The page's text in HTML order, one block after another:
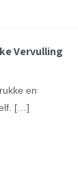
Vervulling
en
[…]